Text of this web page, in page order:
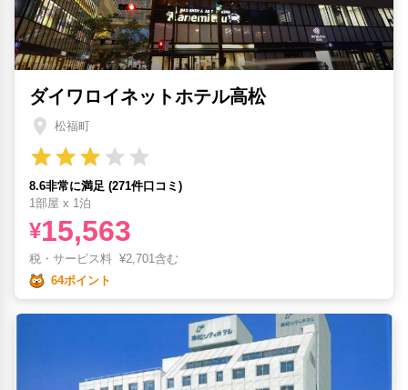
ダイワロイネットホテル高松
松福町
8.6非常に満足 (271件口コミ)
1部屋 x 1泊
¥15,563
税・サービス料 ¥2,701含む
64ポイント